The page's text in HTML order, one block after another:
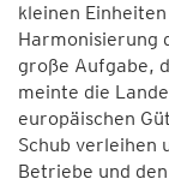
kleinen
Harmonisierung
große Aufgabe,
meinte die
europäischen
Schub verleihen
Betriebe und